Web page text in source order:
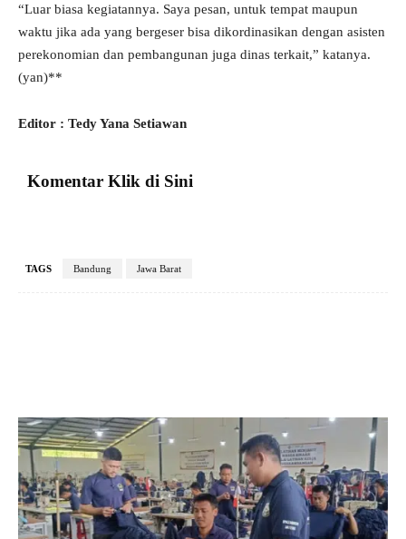
“Luar biasa kegiatannya. Saya pesan, untuk tempat maupun
waktu jika ada yang bergeser bisa dikordinasikan dengan asisten
perekonomian dan pembangunan juga dinas terkait,” katanya.
(yan)**
Editor : Tedy Yana Setiawan
Komentar Klik di Sini
TAGS Bandung Jawa Barat